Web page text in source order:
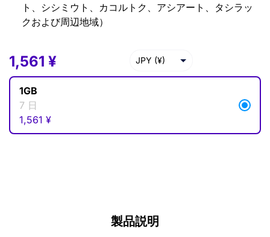
ト、シシミウト、カコルトク、アシアート、タシラッ
クおよび周辺地域）
1,561 ¥ JPY (¥)
1GB
7 日
1,561 ¥
1,561 ¥
製品説明